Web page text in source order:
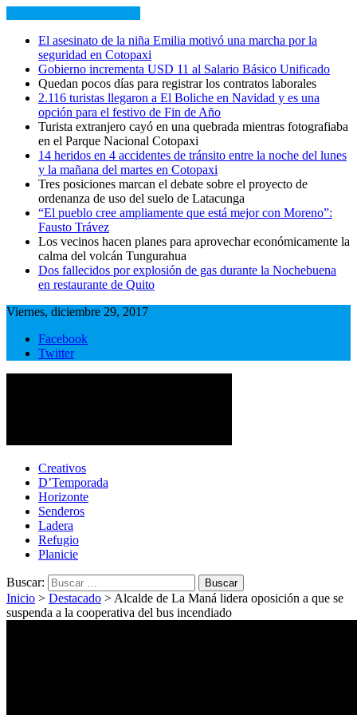
El asesinato de la niña Emilia motivó una marcha por la
seguridad en Cotopaxi
Gobierno incrementa USD 11 al Salario Básico Unificado
Quedan pocos días para registrar los contratos laborales
2.116 turistas llegaron a El Boliche en Navidad y es una
opción para el festivo de Fin de Año
Turista extranjero cayó en una quebrada mientras fotografiaba
en el Parque Nacional Cotopaxi
14 heridos en 4 accidentes de tránsito entre la noche del lunes
y la mañana del martes en Cotopaxi
Tres posiciones marcan el debate sobre el proyecto de
ordenanza de uso del suelo de Latacunga
“El pueblo cree ampliamente que está mejor con Moreno”:
Fausto Trávez
Los vecinos hacen planes para aprovechar económicamente la
calma del volcán Tungurahua
Dos fallecidos por explosión de gas durante la Nochebuena
en restaurante de Quito
Viernes, diciembre 29, 2017
Facebook
Twitter
Cotopaxi Noticias
Primer periódico multimedia del centro del país
Creativos
D’Temporada
Horizonte
Senderos
Ladera
Refugio
Planicie
Buscar:
Inicio > Destacado > Alcalde de La Maná lidera oposición a que se
suspenda a la cooperativa del bus incendiado